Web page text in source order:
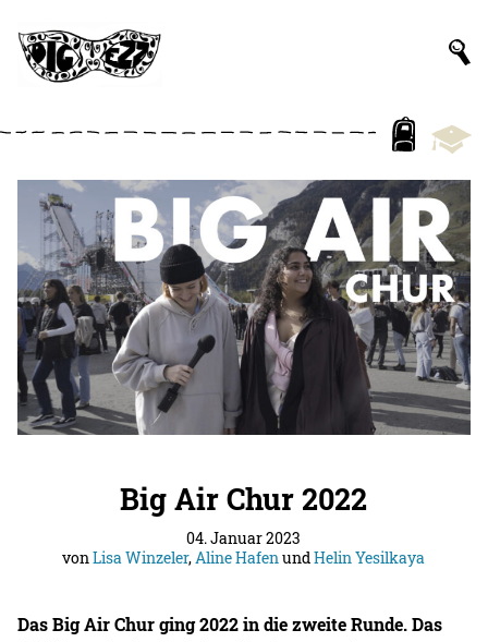
Big Air Chur 2022
04. Januar 2023
vonLisa Winzeler,Aline HafenundHelin Yesilkaya
Das Big Air Chur ging 2022 in die zweite Runde. Das